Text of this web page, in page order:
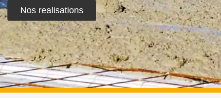
Nos realisations